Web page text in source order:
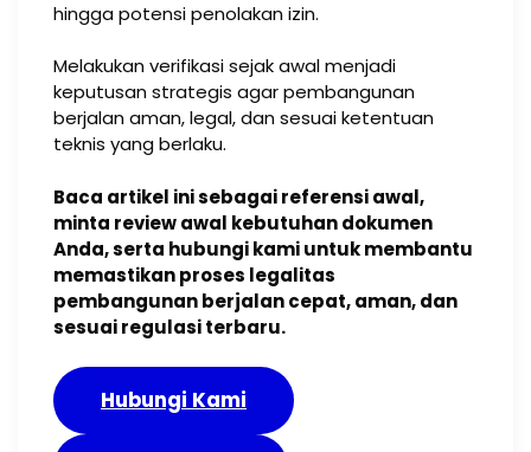
hingga potensi penolakan izin.
Melakukan verifikasi sejak awal menjadi
keputusan strategis agar pembangunan
berjalan aman, legal, dan sesuai ketentuan
teknis yang berlaku.
Baca artikel ini sebagai referensi awal,
minta review awal kebutuhan dokumen
Anda, serta hubungi kami untuk membantu
memastikan proses legalitas
pembangunan berjalan cepat, aman, dan
sesuai regulasi terbaru.
Hubungi Kami